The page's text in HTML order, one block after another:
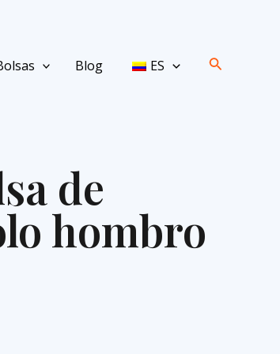
Blog ES Buscar
de
hombro